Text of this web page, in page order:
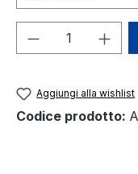
Quantità del
Aggiungi alla wishlist
Codice prodotto: